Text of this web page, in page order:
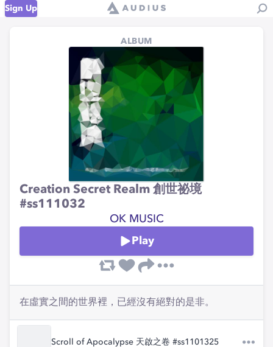
Sign Up
ALBUM
Creation Secret Realm 創世祕境
#ss111032
OK MUSIC
Play
在虛實之間的世界裡，已經沒有絕對的是非。
Scroll of Apocalypse 天啟之卷 #ss1101325